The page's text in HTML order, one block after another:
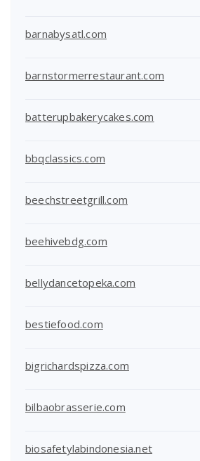
barnabysatl.com
barnstormerrestaurant.com
batterupbakerycakes.com
bbqclassics.com
beechstreetgrill.com
beehivebdg.com
bellydancetopeka.com
bestiefood.com
bigrichardspizza.com
bilbaobrasserie.com
biosafetylabindonesia.net